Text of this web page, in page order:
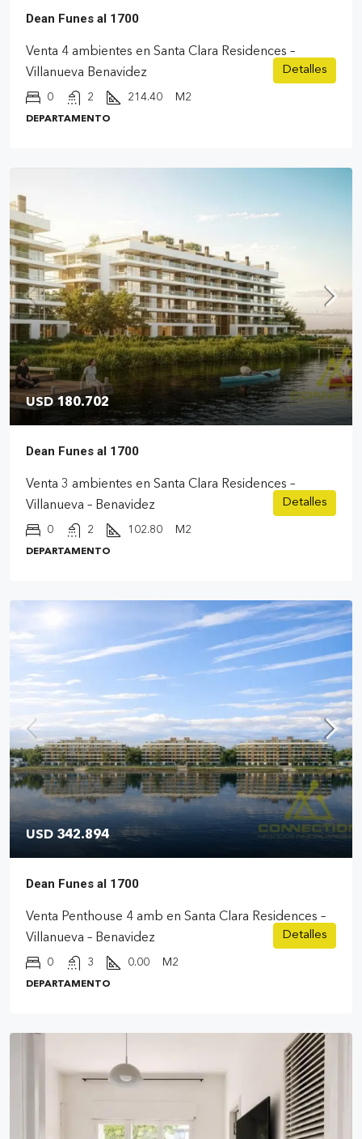
Dean Funes al 1700
Venta 4 ambientes en Santa Clara Residences –
Villanueva Benavidez
0 2 214.40 M2
DEPARTAMENTO
Detalles
USD 180.702
Dean Funes al 1700
Venta 3 ambientes en Santa Clara Residences –
Villanueva – Benavidez
0 2 102.80 M2
DEPARTAMENTO
Detalles
USD 342.894
Dean Funes al 1700
Venta Penthouse 4 amb en Santa Clara Residences –
Villanueva – Benavidez
0 3 0.00 M2
DEPARTAMENTO
Detalles